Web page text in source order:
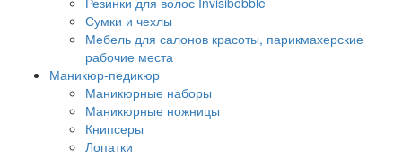
Сумки и чехлы
Мебель для салонов красоты, парикмахерские
рабочие места
Маникюр-педикюр
Маникюрные наборы
Маникюрные ножницы
Книпсеры
Лопатки